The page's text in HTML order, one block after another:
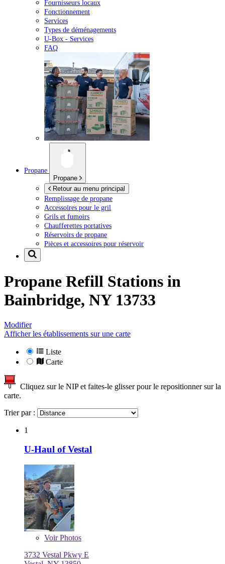
Fournisseurs locaux
Fonctionnement
Services
Types de déménagements
U-Box - Services
FAQ
Propane
Propane
Retour au menu principal
Remplissage de propane
Accessoires pour le gril
Grils et fumoirs
Chaufferettes portatives
Réservoirs de propane
Pièces et accessoires pour réservoir
Propane Refill Stations in
Bainbridge, NY 13733
Modifier
Afficher les établissements sur une carte
Liste
Carte
Cliquez sur le NIP et faites-le glisser pour le repositionner sur la
carte.
Trier par :
1
U-Haul of Vestal
VoirPhotos
3732 Vestal Pkwy E